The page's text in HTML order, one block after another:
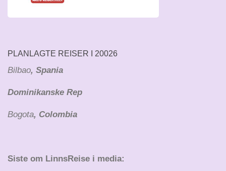
PLANLAGTE REISER I 20026
Bilbao, Spania
Dominikanske Rep
Bogota, Colombia
Siste om LinnsReise i media: